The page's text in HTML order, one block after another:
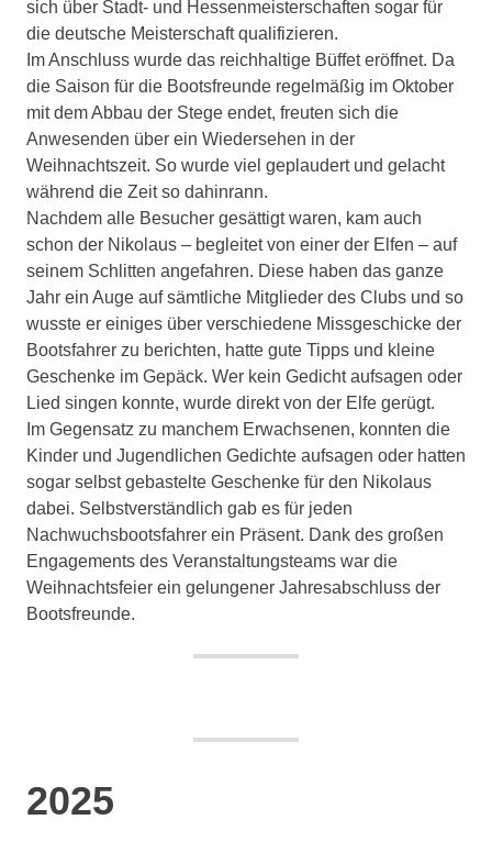
sich über Stadt- und Hessenmeisterschaften sogar für
die deutsche Meisterschaft qualifizieren.
Im Anschluss wurde das reichhaltige Büffet eröffnet. Da
die Saison für die Bootsfreunde regelmäßig im Oktober
mit dem Abbau der Stege endet, freuten sich die
Anwesenden über ein Wiedersehen in der
Weihnachtszeit. So wurde viel geplaudert und gelacht
während die Zeit so dahinrann.
Nachdem alle Besucher gesättigt waren, kam auch
schon der Nikolaus – begleitet von einer der Elfen – auf
seinem Schlitten angefahren. Diese haben das ganze
Jahr ein Auge auf sämtliche Mitglieder des Clubs und so
wusste er einiges über verschiedene Missgeschicke der
Bootsfahrer zu berichten, hatte gute Tipps und kleine
Geschenke im Gepäck. Wer kein Gedicht aufsagen oder
Lied singen konnte, wurde direkt von der Elfe gerügt.
Im Gegensatz zu manchem Erwachsenen, konnten die
Kinder und Jugendlichen Gedichte aufsagen oder hatten
sogar selbst gebastelte Geschenke für den Nikolaus
dabei. Selbstverständlich gab es für jeden
Nachwuchsbootsfahrer ein Präsent. Dank des großen
Engagements des Veranstaltungsteams war die
Weihnachtsfeier ein gelungener Jahresabschluss der
Bootsfreunde.
2025